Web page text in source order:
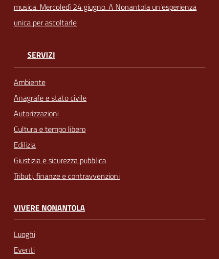
musica. Mercoledì 24 giugno. A Nonantola un'esperienza
unica per ascoltarle
SERVIZI
Ambiente
Anagrafe e stato civile
Autorizzazioni
Cultura e tempo libero
Edilizia
Giustizia e sicurezza pubblica
Tributi, finanze e contravvenzioni
VIVERE NONANTOLA
Luoghi
Eventi